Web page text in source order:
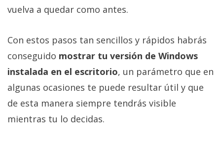
vuelva a quedar como antes.
Con estos pasos tan sencillos y rápidos habrás
conseguido mostrar tu versión de Windows
instalada en el escritorio, un parámetro que en
algunas ocasiones te puede resultar útil y que
de esta manera siempre tendrás visible
mientras tu lo decidas.